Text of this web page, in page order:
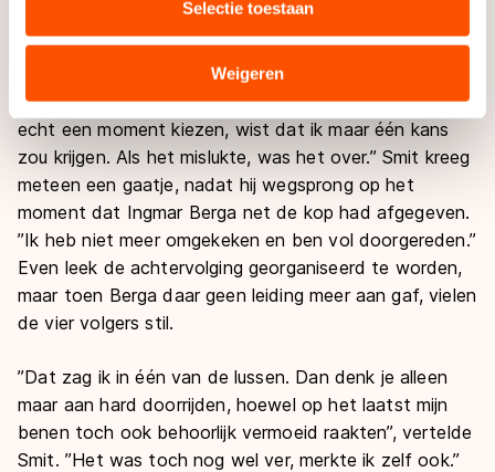
combineren met andere gegevens die u aan hen heeft
verstrekt of die zij hebben verzameld via hun services.
Sommige partners kunnen gegevens doorgeven aan
landen buiten de EU, zoals de VS, waar mogelijk geen
adequaat beschermingsniveau geldt volgens de GDPR.
Door op ‘Toestaan’ te klikken, stemt u in met deze
overdracht. Meer informatie vindt u in ons
cookiebeleid
Selectie toestaan
Weigeren
wordt het in principe een moeilijk verhaal.’’
Daarom koos Smit ook voor de vlucht. Op anderhalve
ronde voor het einde ging hij er vandoor. ’’Ik moest
echt een moment kiezen, wist dat ik maar één kans
zou krijgen. Als het mislukte, was het over.’’ Smit kreeg
meteen een gaatje, nadat hij wegsprong op het
moment dat Ingmar Berga net de kop had afgegeven.
’’Ik heb niet meer omgekeken en ben vol doorgereden.’’
Even leek de achtervolging georganiseerd te worden,
maar toen Berga daar geen leiding meer aan gaf, vielen
de vier volgers stil.
’’Dat zag ik in één van de lussen. Dan denk je alleen
maar aan hard doorrijden, hoewel op het laatst mijn
benen toch ook behoorlijk vermoeid raakten’’, vertelde
Smit. ’’Het was toch nog wel ver, merkte ik zelf ook.’’